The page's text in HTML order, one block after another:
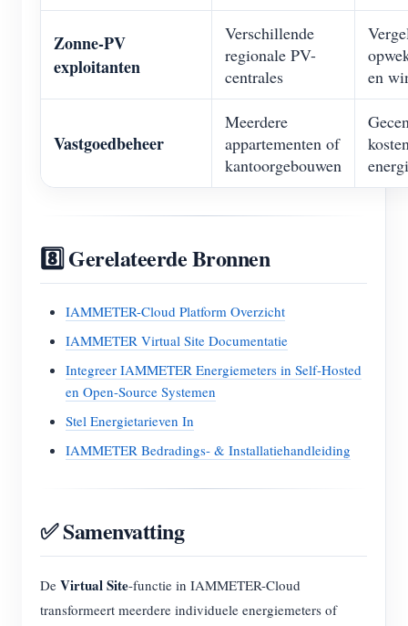
Zonne-PV
exploitanten
Verschillende
regionale PV-
centrales
en
Vastgoedbeheer
Meerdere
appartementen of
kantoorgebouwen
8️⃣ Gerelateerde Bronnen
IAMMETER-Cloud Platform Overzicht
IAMMETER Virtual Site Documentatie
Integreer IAMMETER Energiemeters in Self-Hosted
en Open-Source Systemen
Stel Energietarieven In
IAMMETER Bedradings- & Installatiehandleiding
✅ Samenvatting
De Virtual Site-functie in IAMMETER-Cloud
transformeert meerdere individuele energiemeters of